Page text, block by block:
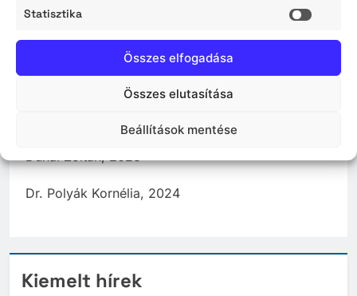
Statisztika
Összes elfogadása
Összes elutasítása
Beállítások mentése
Máthé György, 2021
Dr. Polyák Kornélia, 2024
Kiemelt hírek